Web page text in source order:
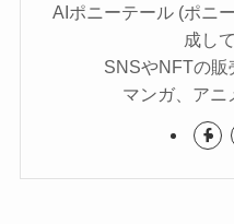
AIポニーテール (ポニ
成し
SNSやNFTの販
マンガ、アニ